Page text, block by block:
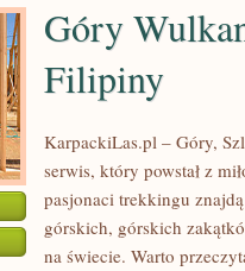
Góry
Filipiny
KarpackiLas.pl – Góry,
serwis, który powstał z
pasjonaci trekkingu
górskich, górskich
na świecie. Warto